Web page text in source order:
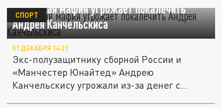
Узбекская мафия угрожает покалечить
Андрея Канчельскиса
СПОРТ
01 ДЕКАБРЯ 14:21
Экс-полузащитнику сборной России и
«Манчестер Юнайтед» Андрею
Канчельскису угрожали из-за денег с